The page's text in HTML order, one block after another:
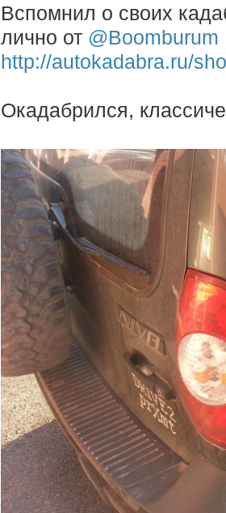
Вспомнил о своих
лично от @Boomburum
http://autokadabra.ru/
Окадабрился,